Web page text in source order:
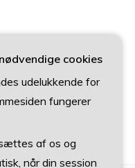
cookies
udelukkende for
fungerer
af os og
når din session